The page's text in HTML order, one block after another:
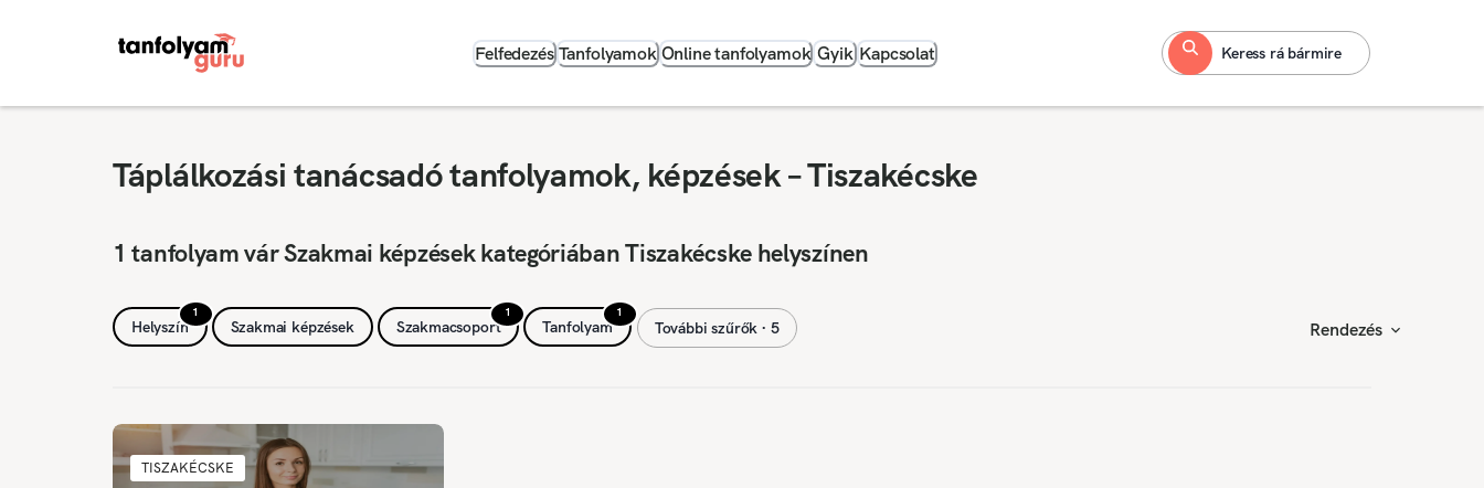
Felfedezés Tanfolyamok Online tanfolyamok Gyik Kapcsolat Keress rá bármire
Táplálkozási tanácsadó tanfolyamok, képzések – Tiszakécske
1 tanfolyam vár Szakmai képzések kategóriában Tiszakécske helyszínen
1
Helyszín Szakmai képzések
1
Szakmacsoport
1
Tanfolyam További szűrők ∙ 5 Rendezés
TISZAKÉCSKE